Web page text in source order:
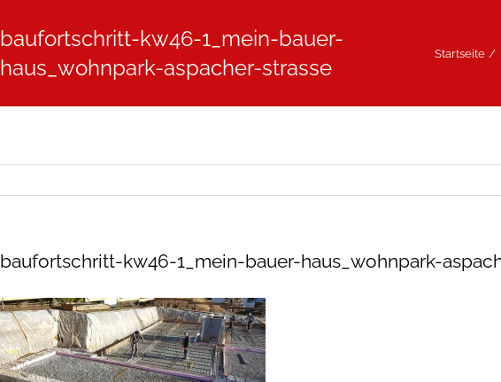
baufortschritt-kw46-1_mein-bauer-
haus_wohnpark-aspacher-strasse
Startseite
baufortschritt-kw46-1_mein-bauer-haus_wohnpark-